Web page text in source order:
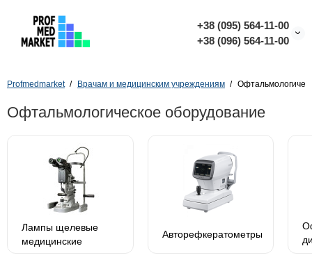
+38 (095) 564-11-00
+38 (096) 564-11-00
Profmedmarket Врачам и медицинским учреждениям
Офтальмологическое оборудование
Лампы щелевые
медицинские
Авторефкератометры